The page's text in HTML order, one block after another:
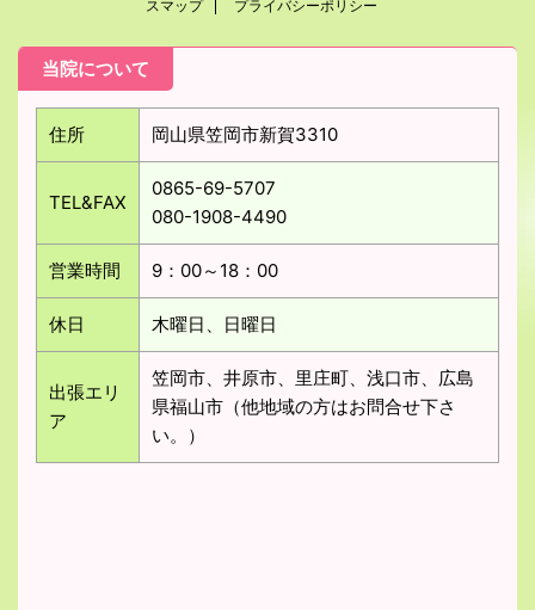
スマップ
プライバシーポリシー
当院について
住所 岡山県笠岡市新賀3310
TEL&FAX
0865-69-5707
080-1908-4490
営業時間 9：00～18：00
休日 木曜日、日曜日
出張エリ
ア
笠岡市、井原市、里庄町、浅口市、広島
県福山市（他地域の方はお問合せ下さ
い。）